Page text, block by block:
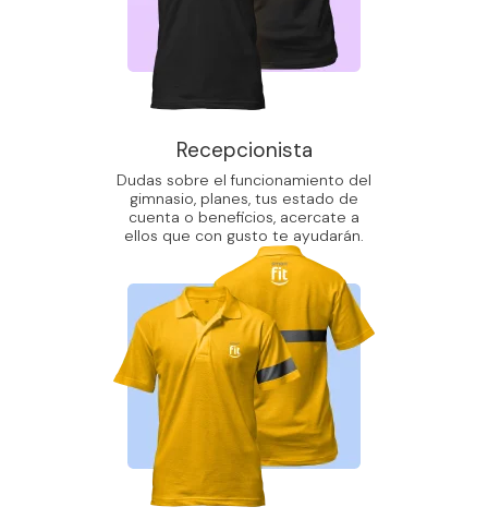
Recepcionista
Dudas sobre el funcionamiento del
gimnasio, planes, tus estado de
cuenta o beneficios, acercate a
ellos que con gusto te ayudarán.